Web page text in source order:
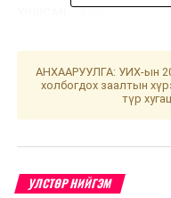
сэргийлэхийг
Улаанбаатарт
АНХААРУУЛГА: УИХ-ын
холбогдох заалтын
түр
УЛСТӨР НИЙГЭМ